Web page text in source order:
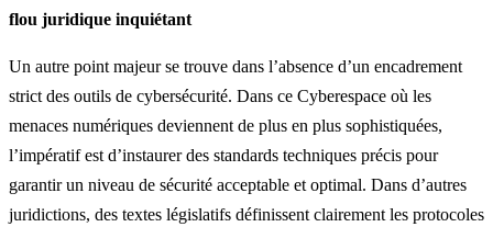
flou juridique inquiétant
Un autre point majeur se trouve dans l’absence d’un encadrement
strict des outils de cybersécurité. Dans ce Cyberespace où les
menaces numériques deviennent de plus en plus sophistiquées,
l’impératif est d’instaurer des standards techniques précis pour
garantir un niveau de sécurité acceptable et optimal. Dans d’autres
juridictions, des textes législatifs définissent clairement les protocoles